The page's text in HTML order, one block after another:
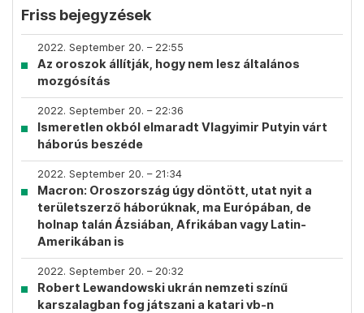
Friss bejegyzések
2022. September 20. – 22:55
Az oroszok állítják, hogy nem lesz általános
mozgósítás
2022. September 20. – 22:36
Ismeretlen okból elmaradt Vlagyimir Putyin várt
háborús beszéde
2022. September 20. – 21:34
Macron: Oroszország úgy döntött, utat nyit a
területszerző háborúknak, ma Európában, de
holnap talán Ázsiában, Afrikában vagy Latin-
Amerikában is
2022. September 20. – 20:32
Robert Lewandowski ukrán nemzeti színű
karszalagban fog játszani a katari vb-n